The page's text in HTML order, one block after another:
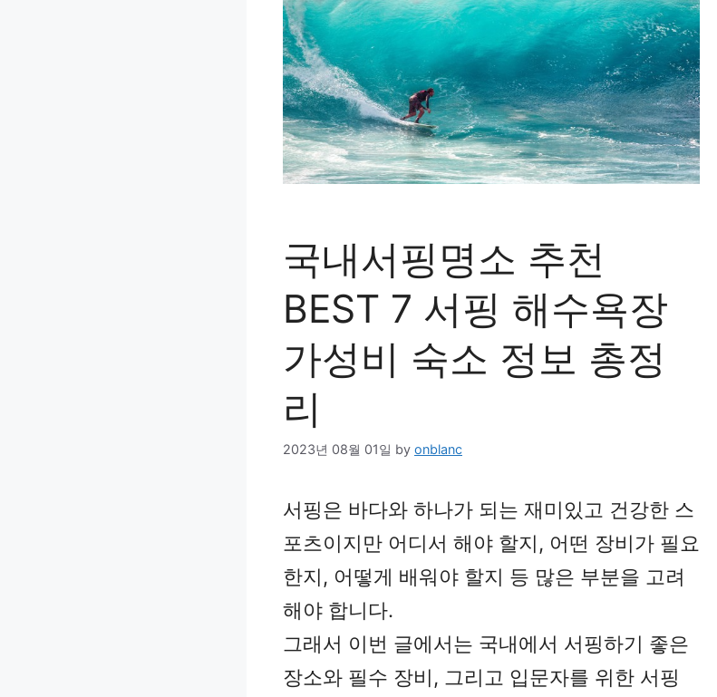
국내서핑명소 추천
BEST 7 서핑 해수욕장
가성비 숙소 정보 총정
리
2023년 08월 01일 by onblanc
서핑은 바다와 하나가 되는 재미있고 건강한 스
포츠이지만 어디서 해야 할지, 어떤 장비가 필요
한지, 어떻게 배워야 할지 등 많은 부분을 고려
해야 합니다.
그래서 이번 글에서는 국내에서 서핑하기 좋은
장소와 필수 장비, 그리고 입문자를 위한 서핑